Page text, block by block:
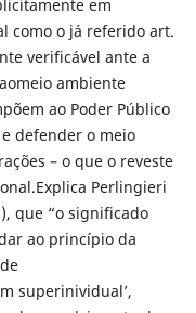
em
como o já referido art.
verificável ante a
ambiente
ao Poder Público
defender o meio
– o que o reveste
Perlingieri
que “o significado
ao princípio da
superinividual’,